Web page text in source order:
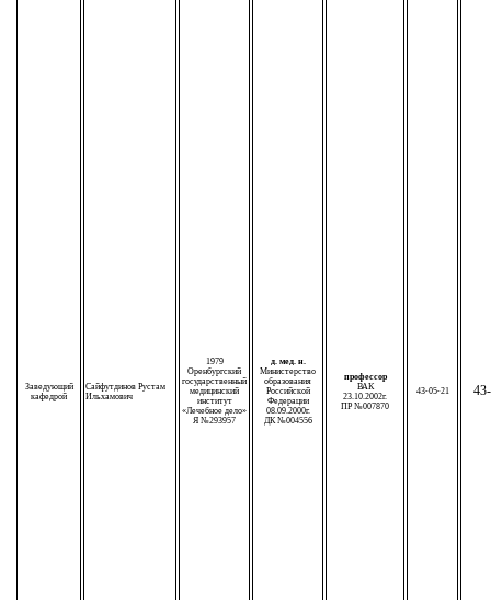
Заведующий
кафедрой
Сайфутдинов Рустам
Ильхамович
1979
Оренбургский
государственный
медицинский
институт
«Лечебное дело»
Я №293957
д. мед. н.
Министерство
образования
Российской
Федерации
08.09.2000г.
ДК №004556
профессор
ВАК
23.10.2002г.
ПР №007870
43-05-21